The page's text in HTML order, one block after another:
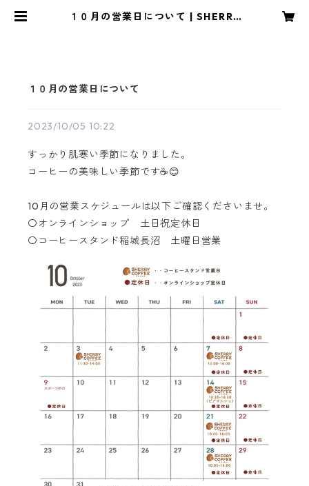
１０月の営業日について | SHERRY
１０月の営業日について
2023/10/05 10:22
すっかり肌寒い季節になりました。
コーヒーの美味しい季節です☕😊
10月の営業スケジュールは以下ご確認くださいませ。
〇オンラインショップ 土日祝定休日
〇コーヒースタンド稲城長沼 土曜日営業